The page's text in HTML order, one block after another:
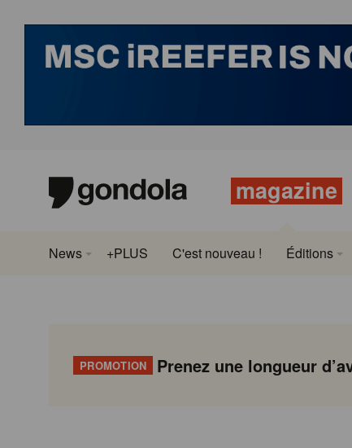
magazine
News +PLUS C'est nouveau ! Éditions
PROMOTION Prenez une longueur